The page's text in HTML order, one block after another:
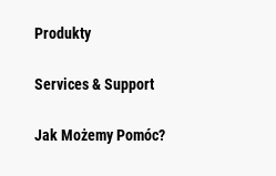
Produkty
Services & Support
Jak Możemy Pomóc?